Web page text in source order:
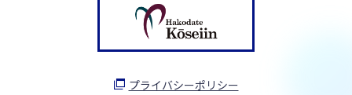
プライバシーポリシー